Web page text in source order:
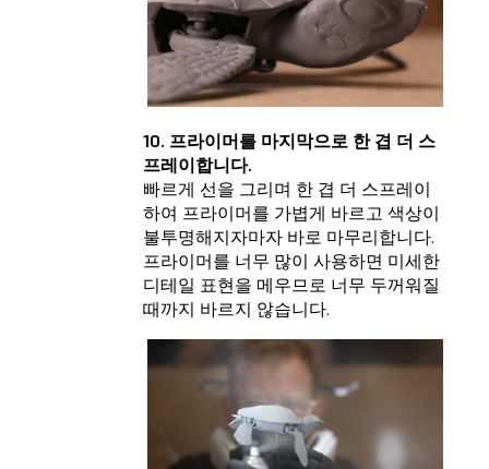
10. 프라이머를 마지막으로 한 겹 더 스
프레이합니다.
빠르게 선을 그리며 한 겹 더 스프레이
하여 프라이머를 가볍게 바르고 색상이
불투명해지자마자 바로 마무리합니다.
프라이머를 너무 많이 사용하면 미세한
디테일 표현을 메우므로 너무 두꺼워질
때까지 바르지 않습니다.